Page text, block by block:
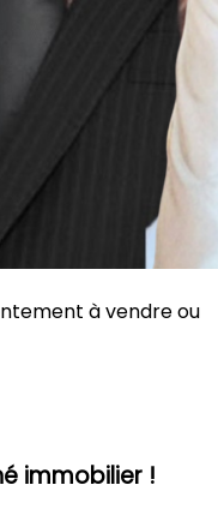
à vendre ou
immobilier !